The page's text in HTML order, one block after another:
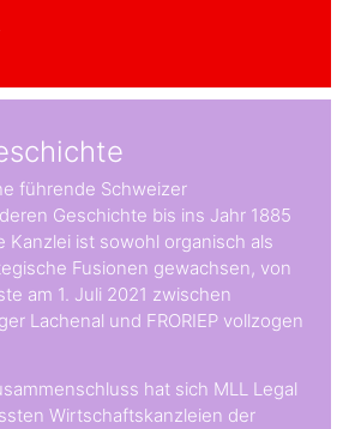
führende Schweizer
Geschichte bis ins Jahr 1885
Kanzlei ist sowohl organisch als
Fusionen gewachsen, von
am 1. Juli 2021 zwischen
Lachenal und FRORIEP vollzogen
hat sich MLL Legal
Wirtschaftskanzleien der